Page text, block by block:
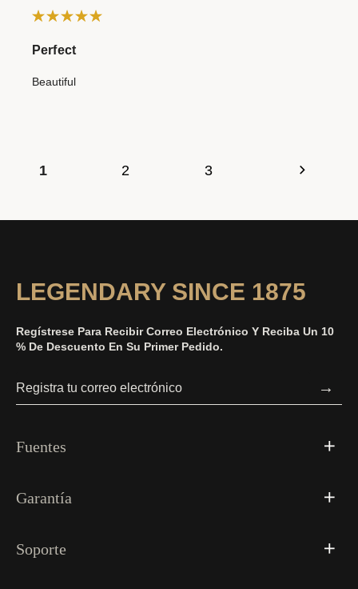
Perfect
Beautiful
1 2 3
LEGENDARY SINCE 1875
Regístrese Para Recibir Correo Electrónico Y Reciba Un 10
% De Descuento En Su Primer Pedido.
→
Fuentes
Garantía
Soporte